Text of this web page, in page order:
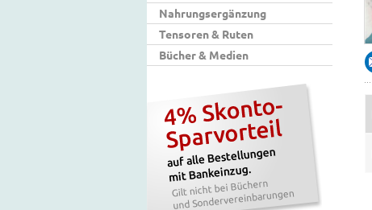
Nahrungsergänzung
Tensoren & Ruten
Bücher & Medien